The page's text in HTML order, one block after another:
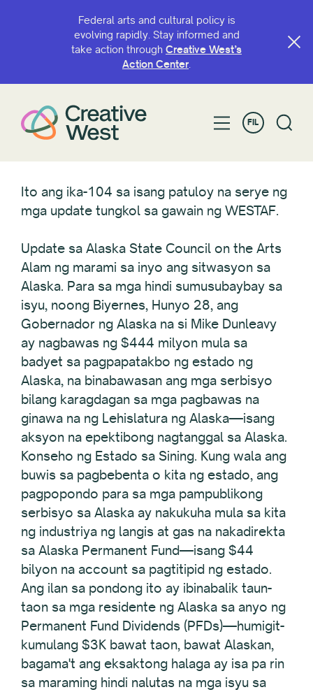
Federal arts and cultural policy is
evolving rapidly. Stay informed and
take action through Creative West’s
Action Center.
FIL
Ito ang ika-104 sa isang patuloy na serye ng
mga update tungkol sa gawain ng WESTAF.
Update sa Alaska State Council on the Arts
Alam ng marami sa inyo ang sitwasyon sa
Alaska. Para sa mga hindi sumusubaybay sa
isyu, noong Biyernes, Hunyo 28, ang
Gobernador ng Alaska na si Mike Dunleavy
ay nagbawas ng $444 milyon mula sa
badyet sa pagpapatakbo ng estado ng
Alaska, na binabawasan ang mga serbisyo
bilang karagdagan sa mga pagbawas na
ginawa na ng Lehislatura ng Alaska—isang
aksyon na epektibong nagtanggal sa Alaska.
Konseho ng Estado sa Sining. Kung wala ang
buwis sa pagbebenta o kita ng estado, ang
pagpopondo para sa mga pampublikong
serbisyo sa Alaska ay nakukuha mula sa kita
ng industriya ng langis at gas na nakadirekta
sa Alaska Permanent Fund—isang $44
bilyon na account sa pagtitipid ng estado.
Ang ilan sa pondong ito ay ibinabalik taun-
taon sa mga residente ng Alaska sa anyo ng
Permanent Fund Dividends (PFDs)—humigit-
kumulang $3K bawat taon, bawat Alaskan,
bagama't ang eksaktong halaga ay isa pa rin
sa maraming hindi nalutas na mga isyu sa